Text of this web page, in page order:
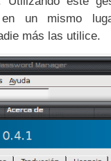
en un mismo
más las utilice.